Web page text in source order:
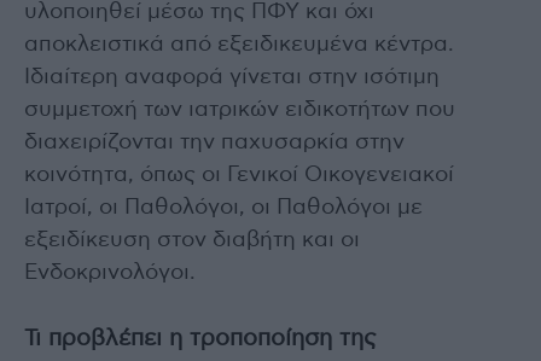
υλοποιηθεί μέσω της ΠΦΥ και όχι
αποκλειστικά από εξειδικευμένα κέντρα.
Ιδιαίτερη αναφορά γίνεται στην ισότιμη
συμμετοχή των ιατρικών ειδικοτήτων που
διαχειρίζονται την παχυσαρκία στην
κοινότητα, όπως οι Γενικοί Οικογενειακοί
Ιατροί, οι Παθολόγοι, οι Παθολόγοι με
εξειδίκευση στον διαβήτη και οι
Ενδοκρινολόγοι.
Τι προβλέπει η τροποποίηση της